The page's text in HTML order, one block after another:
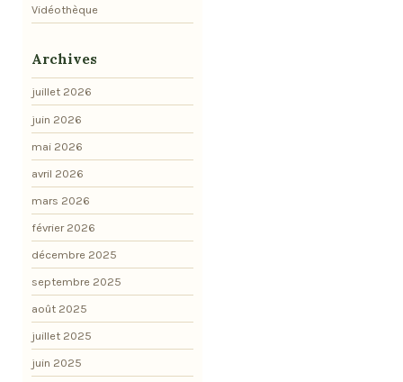
Vidéothèque
Archives
juillet 2026
juin 2026
mai 2026
avril 2026
mars 2026
février 2026
décembre 2025
septembre 2025
août 2025
juillet 2025
juin 2025